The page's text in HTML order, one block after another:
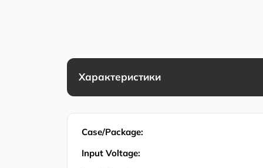
Характеристики
Case/Package:
Input Voltage: